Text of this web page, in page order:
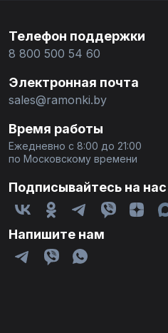
Телефон поддержки
8 800 500 54 60
Электронная почта
sales@ramonki.by
Время работы
Ежедневно с 8:00 до 21:00
по Московскому времени
Подписывайтесь на нас
Напишите нам